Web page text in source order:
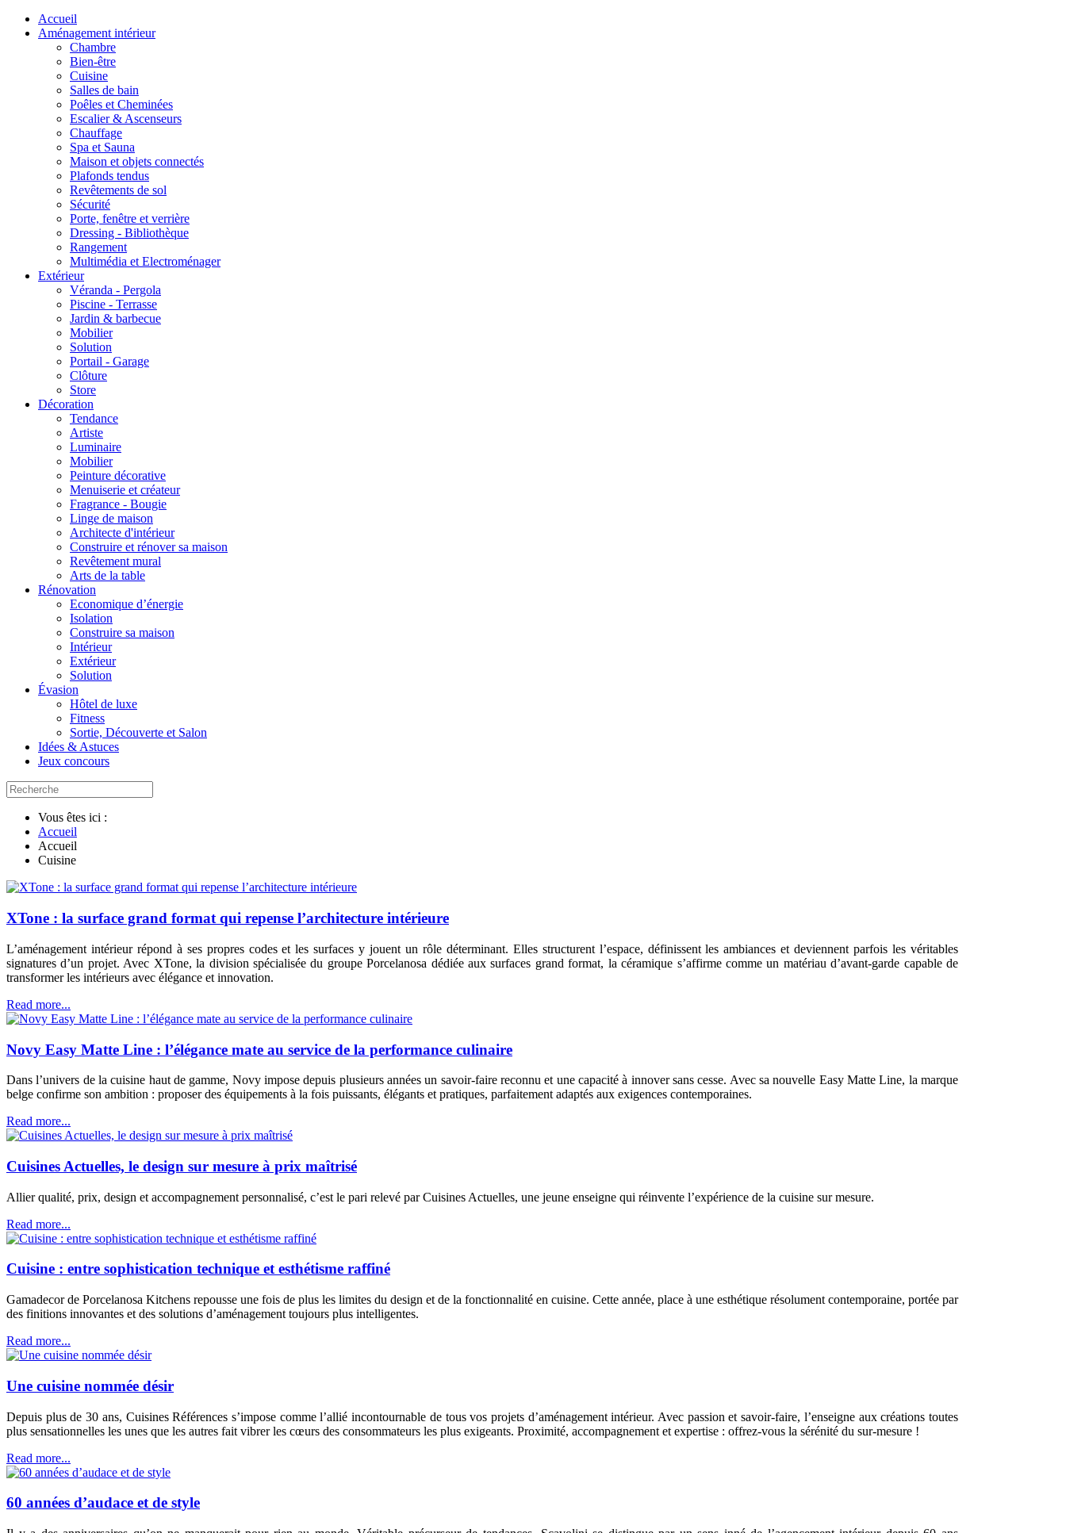
Accueil
Aménagement intérieur
Chambre
Bien-être
Cuisine
Salles de bain
Poêles et Cheminées
Escalier & Ascenseurs
Chauffage
Spa et Sauna
Maison et objets connectés
Plafonds tendus
Revêtements de sol
Sécurité
Porte, fenêtre et verrière
Dressing - Bibliothèque
Rangement
Multimédia et Electroménager
Extérieur
Véranda - Pergola
Piscine - Terrasse
Jardin & barbecue
Mobilier
Solution
Portail - Garage
Clôture
Store
Décoration
Tendance
Artiste
Luminaire
Mobilier
Peinture décorative
Menuiserie et créateur
Fragrance - Bougie
Linge de maison
Architecte d'intérieur
Construire et rénover sa maison
Revêtement mural
Arts de la table
Rénovation
Economique d’énergie
Isolation
Construire sa maison
Intérieur
Extérieur
Solution
Évasion
Hôtel de luxe
Fitness
Sortie, Découverte et Salon
Idées & Astuces
Jeux concours
Vous êtes ici :
Accueil
Accueil
Cuisine
XTone : la surface grand format qui repense l’architecture intérieure
L’aménagement intérieur répond à ses propres codes et les surfaces y jouent un rôle déterminant. Elles structurent l’espace, définissent les ambiances et deviennent parfois les véritables
signatures d’un projet. Avec XTone, la division spécialisée du groupe Porcelanosa dédiée aux surfaces grand format, la céramique s’affirme comme un matériau d’avant-garde capable de
transformer les intérieurs avec élégance et innovation.
Read more...
Novy Easy Matte Line : l’élégance mate au service de la performance culinaire
Dans l’univers de la cuisine haut de gamme, Novy impose depuis plusieurs années un savoir-faire reconnu et une capacité à innover sans cesse. Avec sa nouvelle Easy Matte Line, la marque
belge confirme son ambition : proposer des équipements à la fois puissants, élégants et pratiques, parfaitement adaptés aux exigences contemporaines.
Read more...
Cuisines Actuelles, le design sur mesure à prix maîtrisé
Allier qualité, prix, design et accompagnement personnalisé, c’est le pari relevé par Cuisines Actuelles, une jeune enseigne qui réinvente l’expérience de la cuisine sur mesure.
Read more...
Cuisine : entre sophistication technique et esthétisme raffiné
Gamadecor de Porcelanosa Kitchens repousse une fois de plus les limites du design et de la fonctionnalité en cuisine. Cette année, place à une esthétique résolument contemporaine, portée par
des finitions innovantes et des solutions d’aménagement toujours plus intelligentes.
Read more...
Une cuisine nommée désir
Depuis plus de 30 ans, Cuisines Références s’impose comme l’allié incontournable de tous vos projets d’aménagement intérieur. Avec passion et savoir-faire, l’enseigne aux créations toutes
plus sensationnelles les unes que les autres fait vibrer les cœurs des consommateurs les plus exigeants. Proximité, accompagnement et expertise : offrez-vous la sérénité du sur-mesure !
Read more...
60 années d’audace et de style